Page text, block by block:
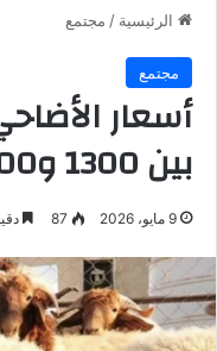
الرئيسية / مجتمع
مجتمع
أسعار
بين 1300 و1700 دينار
9 مايو، 2026 87